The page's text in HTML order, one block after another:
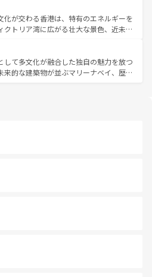
ンミー、ベトナムコーヒーなどは、ぜ
い。どの地域を訪れてもあたたかい人々
くれるので、きっと忘れられない旅にな
る。北部ではチェンマイなどの山岳地
い、南部ではプーケットやクラビの美し
ト気分を楽しむことができる。タイ料理
年中温暖で、どの季節にも異なる楽しみ
しみやすいタイの人々、仏教を中心とし
様な観光資源が、訪れる旅人を魅了し続
化が交わる香港は、特有のエネルギーを
クトリア湾に広がる壮大な景色、近未来
も感動するはず。観光スポットが密集し
見どころを回れるのも魅力。息をのむよ
的な体験まで、香港を存分に楽しみ尽く
して多文化が融合した独自の魅力を放つ
来的な建築物が並ぶマリーナベイ、歴史
元の風情を楽しめる外せないスポット